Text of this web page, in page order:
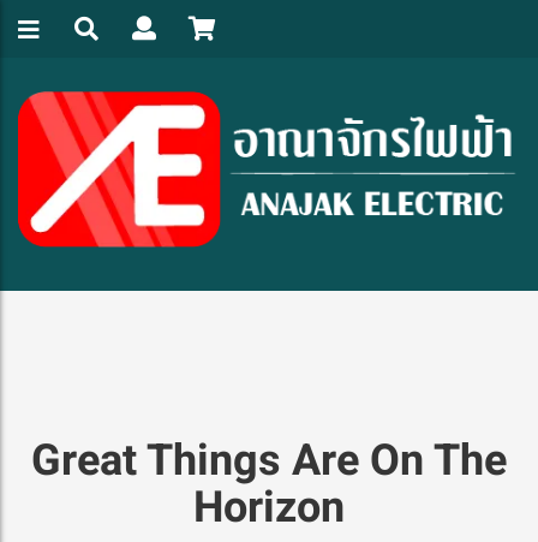
Great Things Are On The
Horizon